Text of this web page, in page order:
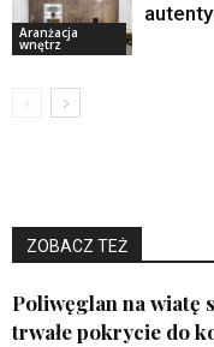
Aranżacja
wnętrz
ZOBACZ TEŻ
Poliwęglan na wiatę
trwałe pokrycie do